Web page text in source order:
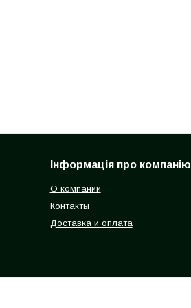
Інформація про компанію
О компании
Контакты
Доставка и оплата